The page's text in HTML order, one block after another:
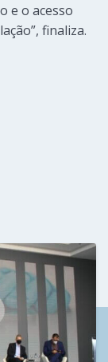
e o acesso
finaliza.